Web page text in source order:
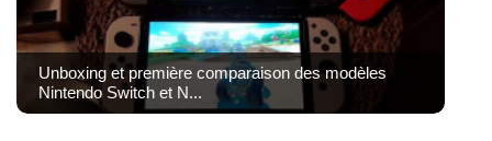
Unboxing et première comparaison des modèles
Nintendo Switch et N...